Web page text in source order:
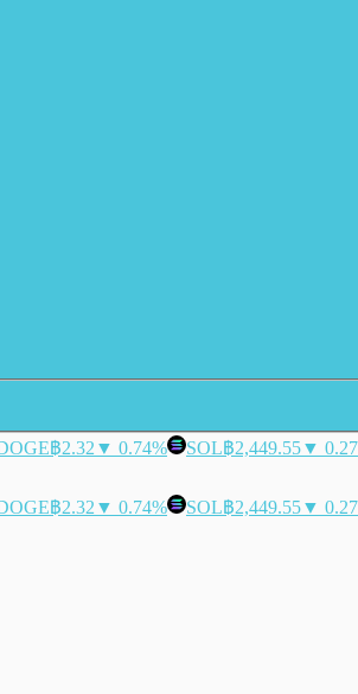
฿2.32 ▼ 0.74% SOL฿2,449.55▼
฿2.32 ▼ 0.74% SOL฿2,449.55▼